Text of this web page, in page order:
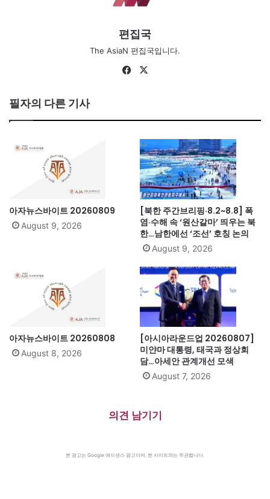
편집국
The AsiaN 편집국입니다.
Fa
필자의 다른 기사
아자뉴스바이트 20260809
August 9, 2026
[북한 주간브리핑·8.2~8.8] 폭
염·수해 속 ‘원산갈마’ 띄우는 북
한…남한에선 ‘조선’ 호칭 논의
August 9, 2026
아자뉴스바이트 20260808
August 8, 2026
[아시아라운드업 20260807]
미얀마 대통령, 태국과 정상회
담…아세안 관계개선 모색
August 7, 2026
의견 남기기
본 광고는 Google 애드센스 광고이며, 본 사이트와는 무관합니다.